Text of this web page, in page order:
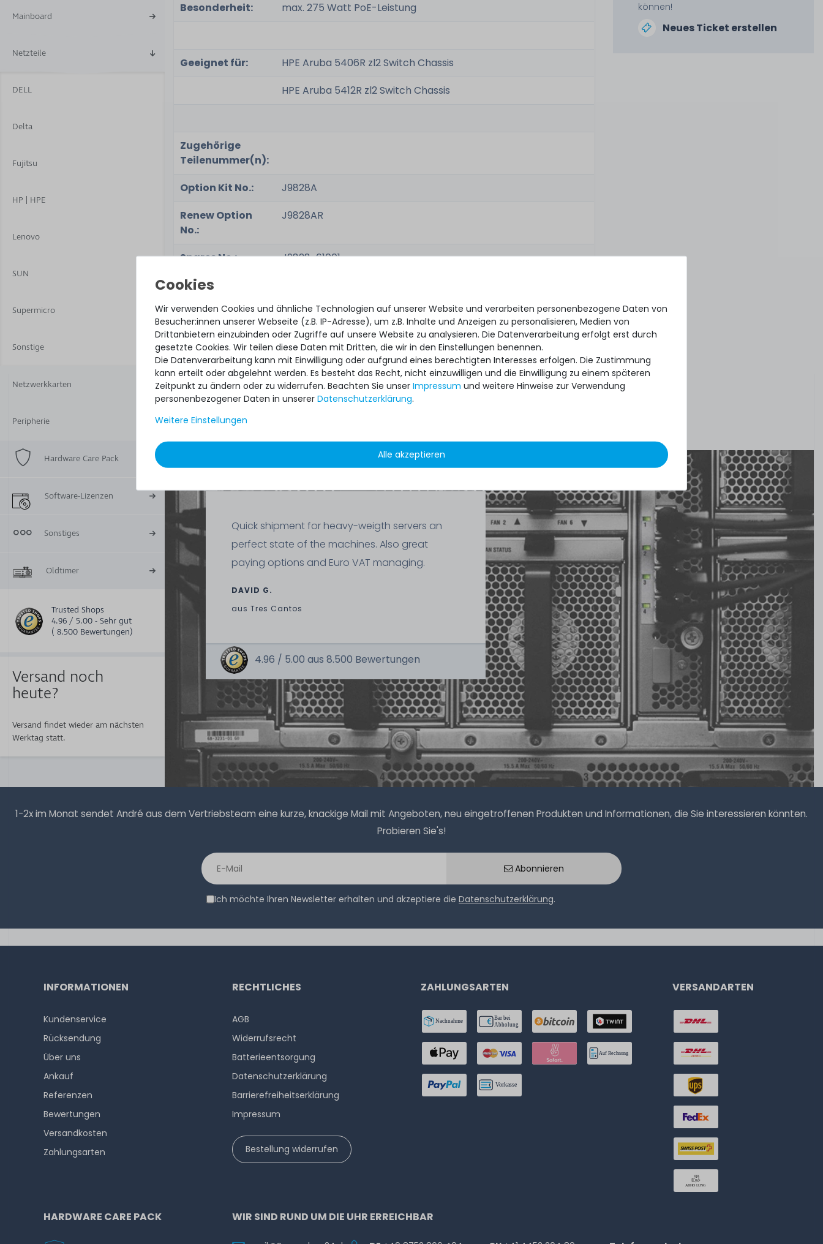
Mainboard
Netzteile
DELL
Delta
Fujitsu
HP | HPE
Lenovo
SUN
Supermicro
Sonstige
Netzwerkkarten
Peripherie
Hardware Care Pack
Software-Lizenzen
Sonstiges
Oldtimer
Trusted Shops
4.96 / 5.00 - Sehr gut
( 8.500 Bewertungen)
Versand noch
heute?
Versand findet wieder am nächsten
Werktag statt.
Besonderheit:
max. 275 Watt PoE-Leistung
Geeignet für:
HPE Aruba 5406R zl2 Switch Chassis
HPE Aruba 5412R zl2 Switch Chassis
Zugehörige
Teilenummer(n):
Option Kit No.:
J9828A
Renew Option
No.:
J9828AR
Spares No.:
J9828-61001
Generic Part No.:
Renew Part No.:
-
Part No.:
-
Zustand:
gebraucht, sehr gut
Lieferumfang:
können!
Neues Ticket erstellen
Quick shipment for heavy-weigth servers an
perfect state of the machines. Also great
paying options and Euro VAT managing.
DAVID G.
aus Tres Cantos
4.96 / 5.00 aus 8.500 Bewertungen
1-2x im Monat sendet André aus dem Vertriebsteam eine kurze, knackige Mail mit Angeboten, neu eingetroffenen Produkten und Informationen, die Sie interessieren könnten.
Probieren Sie's!
Abonnieren
Ich möchte Ihren Newsletter erhalten und akzeptiere die Datenschutzerklärung.
Wir verwenden Cookies und ähnliche Technologien auf unserer Website und verarbeiten personenbezogene Daten von
Besucher:innen unserer Webseite (z.B. IP-Adresse), um z.B. Inhalte und Anzeigen zu personalisieren, Medien von
Drittanbietern einzubinden oder Zugriffe auf unsere Website zu analysieren. Die Datenverarbeitung erfolgt erst durch
gesetzte Cookies. Wir teilen diese Daten mit Dritten, die wir in den Einstellungen benennen.
Die Datenverarbeitung kann mit Einwilligung oder aufgrund eines berechtigten Interesses erfolgen. Die Zustimmung
kann erteilt oder abgelehnt werden. Es besteht das Recht, nicht einzuwilligen und die Einwilligung zu einem späteren
Zeitpunkt zu ändern oder zu widerrufen. Beachten Sie unser Impressum und weitere Hinweise zur Verwendung
personenbezogener Daten in unserer Daten­schutz­erklärung.
Weitere Einstellungen
Alle akzeptieren
INFORMATIONEN
Kundenservice
Rücksendung
Über uns
Ankauf
Referenzen
Bewertungen
Versandkosten
Zahlungsarten
RECHTLICHES
AGB
Widerrufs­recht
Batterieentsorgung
Datenschutzerklärung
Barrierefreiheitserklärung
Impressum
Bestellung widerrufen
ZAHLUNGSARTEN VERSANDARTEN
HARDWARE CARE PACK WIR SIND RUND UM DIE UHR ERREICHBAR